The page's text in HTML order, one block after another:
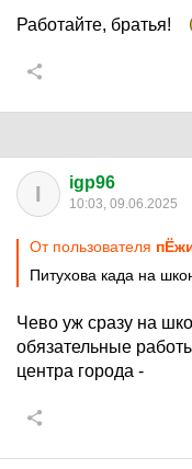
Работайте, братья!
I igp96
10:03, 09.06.2025
От пользователя
Питухова када на
Чево уж сразу на
обязательные
центра города -